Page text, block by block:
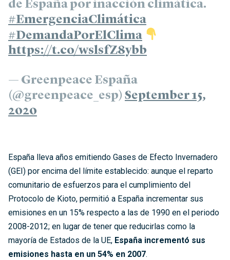
de España por inacción climática.
#EmergenciaClimática
#DemandaPorElClima
https://t.co/wslsfZ8ybb
— Greenpeace España
(@greenpeace_esp) September 15,
2020
España lleva años emitiendo Gases de Efecto Invernadero
(GEI) por encima del límite establecido: aunque el reparto
comunitario de esfuerzos para el cumplimiento del
Protocolo de Kioto, permitió a España incrementar sus
emisiones en un 15% respecto a las de 1990 en el periodo
2008-2012; en lugar de tener que reducirlas como la
mayoría de Estados de la UE, España incrementó sus
emisiones hasta en un 54% en 2007.